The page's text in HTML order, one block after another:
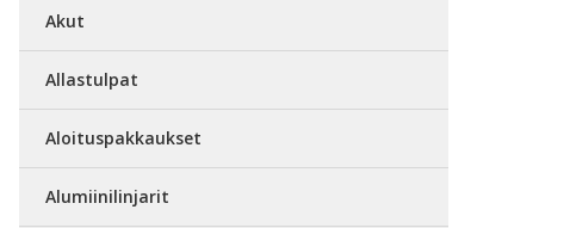
Akut
Allastulpat
Aloituspakkaukset
Alumiinilinjarit